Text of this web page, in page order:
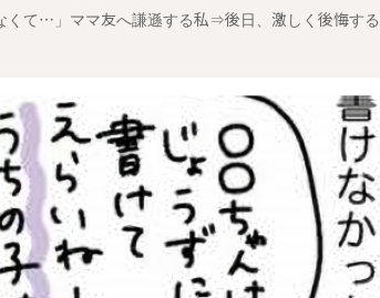
くて…」ママ友へ謙遜する私⇒後日、激しく後悔す